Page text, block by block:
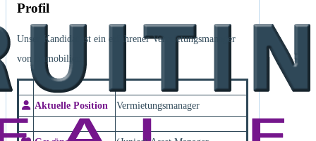
Profil
Unser Kandidat ist ein erfahrener Vermietungsmanager
von Immobilien.
Aktuelle Position Vermietungsmanager